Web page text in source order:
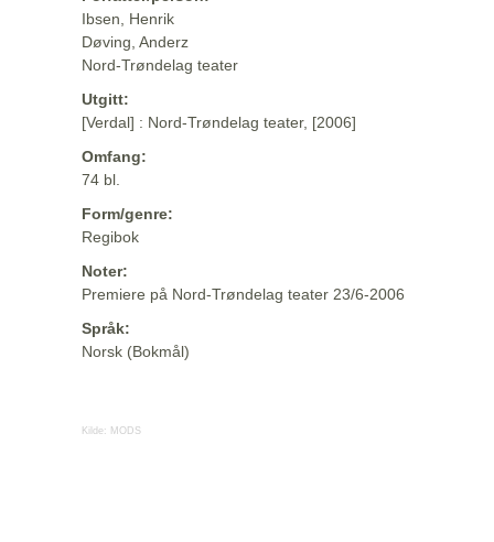
Ibsen, Henrik
Døving, Anderz
Nord-Trøndelag teater
Utgitt:
[Verdal] : Nord-Trøndelag teater, [2006]
Omfang:
74 bl.
Form/genre:
Regibok
Noter:
Premiere på Nord-Trøndelag teater 23/6-2006
Språk:
Norsk (Bokmål)
Kilde: MODS